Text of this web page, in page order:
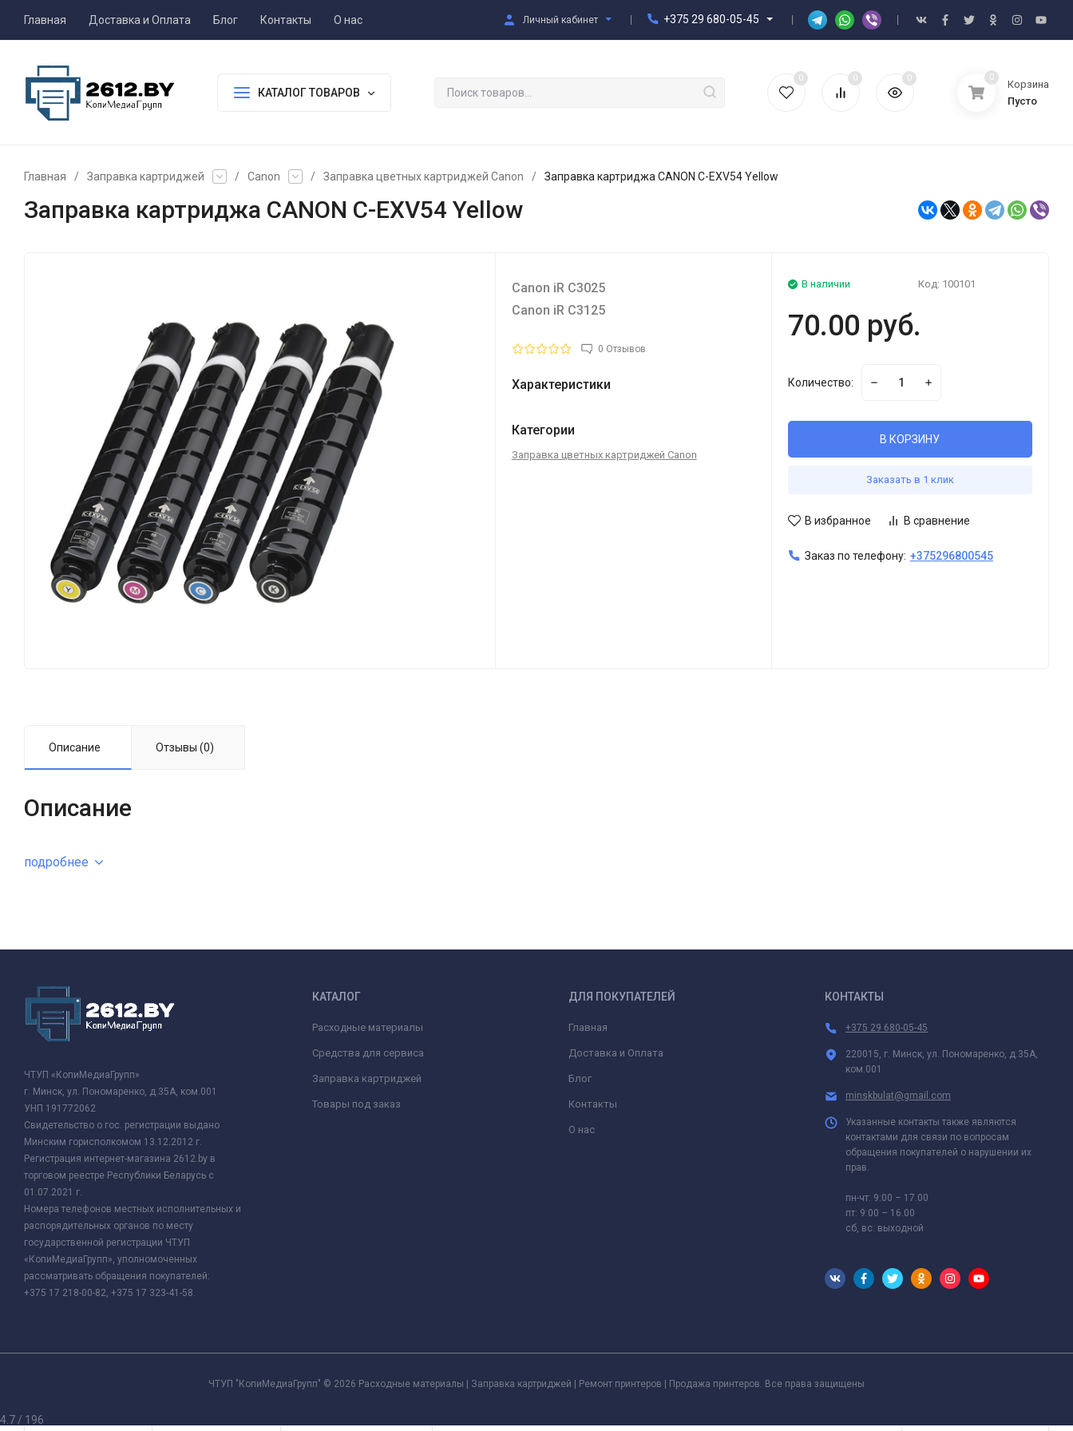
Главная Доставка и Оплата Блог Контакты О нас Личный кабинет +375 29 680-05-45
КАТАЛОГ ТОВАРОВ
0 0 0 0
Корзина
Пусто
Главная / Заправка картриджей / Canon / Заправка цветных картриджей Canon / Заправка картриджа CANON C-EXV54 Yellow
Заправка картриджа CANON C-EXV54 Yellow
Canon iR C3025
Canon iR C3125
0 Отзывов
Характеристики
Категории
Заправка цветных картриджей Canon
В наличии Код: 100101
70.00 руб.
Количество:
В КОРЗИНУ
Заказать в 1 клик
В избранное В сравнение
Заказ по телефону: +375296800545
Описание Отзывы (0)
Описание
подробнее
ЧТУП «КопиМедиаГрупп»
г. Минск, ул. Пономаренко, д.35А, ком.001
УНП 191772062
Свидетельство о гос. регистрации выдано
Минским горисполкомом 13.12.2012 г.
Регистрация интернет-магазина 2612.by в
торговом реестре Республики Беларусь с
01.07.2021 г.
Номера телефонов местных исполнительных и
распорядительных органов по месту
государственной регистрации ЧТУП
«КопиМедиаГрупп», уполномоченных
рассматривать обращения покупателей:
+375 17 218-00-82, +375 17 323-41-58.
КАТАЛОГ
Расходные материалы
Средства для сервиса
Заправка картриджей
Товары под заказ
ДЛЯ ПОКУПАТЕЛЕЙ
Главная
Доставка и Оплата
Блог
Контакты
О нас
КОНТАКТЫ
+375 29 680-05-45
220015, г. Минск, ул. Пономаренко, д.35А,
ком.001
minskbulat@gmail.com
Указанные контакты также являются
контактами для связи по вопросам
обращения покупателей о нарушении их
прав.
пн-чт: 9:00 – 17.00
пт: 9:00 – 16.00
сб, вс: выходной
ЧТУП "КопиМедиаГрупп" © 2026 Расходные материалы | Заправка картриджей | Ремонт принтеров | Продажа принтеров. Все права защищены
4.7 / 196